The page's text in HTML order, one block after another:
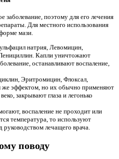
заболевание, поэтому для его лечения
Для местного использования
мази.
натрия, Левомицин,
Капли уничтожают
останавливают воспаление,
Эритромицин, Флоксал,
эффектом, но их обычно применяют
закрывают глаза и легонько
воспаление не проходит или
температура, то используют
руководством лечащего врача.
поводу